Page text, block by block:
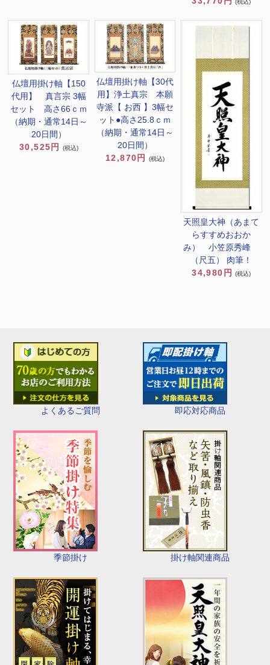
よくあるご質問 即応対応商品
季節掛け 掛け軸関連商品
(税込)
仏壇用掛け軸【150
代用】 真言宗 3幅
セット 高さ66ｃｍ
（納期・通常14日～
20日間）
30,525円
(税込)
仏壇用掛け軸【30代
用】浄土真宗 本願
寺派【 お西 】3幅セ
ット●高さ25.8ｃｍ
（納期・通常14日～
20日間）
12,870円
(税込)
天照皇大神（あまて
らすすめおおか
み） 小笠原秀峰
（尺五） 肉筆！
34,980円
(税込)